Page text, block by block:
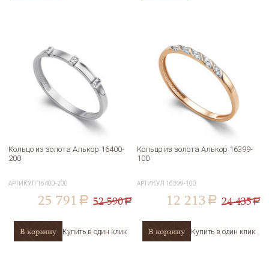
Кольцо из золота Алькор 16400-
200
АРТИКУЛ 16400-200
25 791 a 52 590a
В корзину Купить в один клик
Кольцо из золота Алькор 16399-
100
АРТИКУЛ 16399-100
12 213 a 24 435a
В корзину Купить в один клик